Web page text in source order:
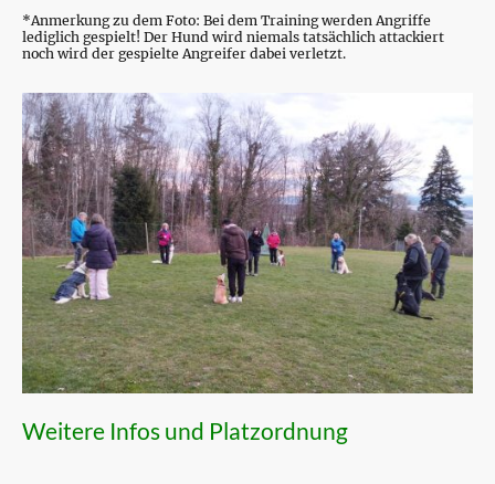
*Anmerkung zu dem Foto: Bei dem Training werden Angriffe
lediglich gespielt! Der Hund wird niemals tatsächlich attackiert
noch wird der gespielte Angreifer dabei verletzt.
Weitere Infos und Platzordnung